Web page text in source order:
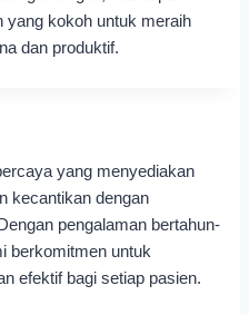
yang kokoh untuk meraih
dan produktif.
yang menyediakan
kecantikan dengan
pengalaman bertahun-
berkomitmen untuk
efektif bagi setiap pasien.